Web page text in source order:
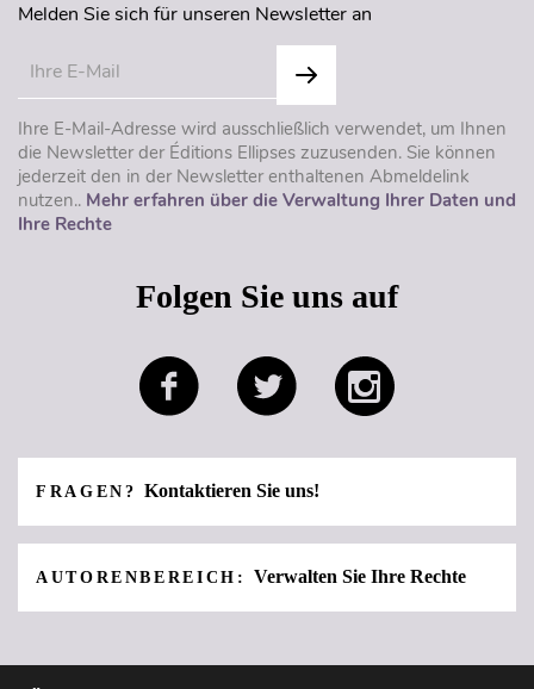
Melden Sie sich für unseren Newsletter an
Ihre E-Mail-Adresse wird ausschließlich verwendet, um Ihnen
die Newsletter der Éditions Ellipses zuzusenden. Sie können
jederzeit den in der Newsletter enthaltenen Abmeldelink
nutzen.. Mehr erfahren über die Verwaltung Ihrer Daten und
Ihre Rechte
Folgen Sie uns auf
FRAGEN?Kontaktieren Sie uns!
AUTORENBEREICH: Verwalten Sie Ihre Rechte